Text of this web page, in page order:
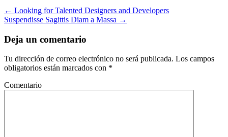
← Looking for Talented Designers and Developers
Suspendisse Sagittis Diam a Massa →
Deja un comentario
Tu dirección de correo electrónico no será publicada. Los campos
obligatorios están marcados con *
Comentario